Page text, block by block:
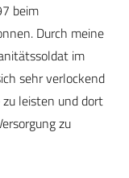
beim
Durch meine
im
sehr verlockend
leisten und dort
zu